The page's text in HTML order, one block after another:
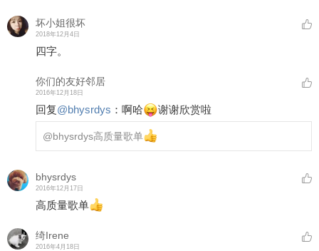
坏小姐很坏
2018年12月4日
四字。
你们的友好邻居
2016年12月18日
回复@bhysrdys ： 啊哈 谢谢欣赏啦
@bhysrdys高质量歌单
bhysrdys
2016年12月17日
高质量歌单
绮Irene
2016年4月18日